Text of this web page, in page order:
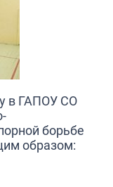
в ГАПОУ СО
борьбе
образом: